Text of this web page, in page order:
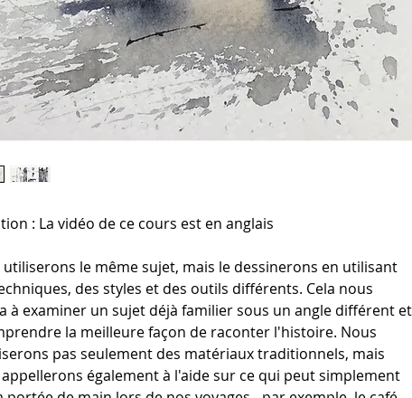
: La vidéo de ce cours est en anglais
utiliserons le même sujet, mais le dessinerons en utilisant
des styles et des outils différents. Cela nous
à examiner un sujet déjà familier sous un angle différent et
la meilleure façon de raconter l'histoire. Nous
pas seulement des matériaux traditionnels, mais
également à l'aide sur ce qui peut simplement